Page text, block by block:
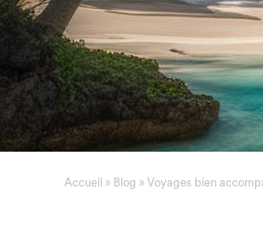
Accueil » Blog » Voyages bien